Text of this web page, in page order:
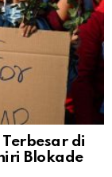
Terbesar di
Blokade